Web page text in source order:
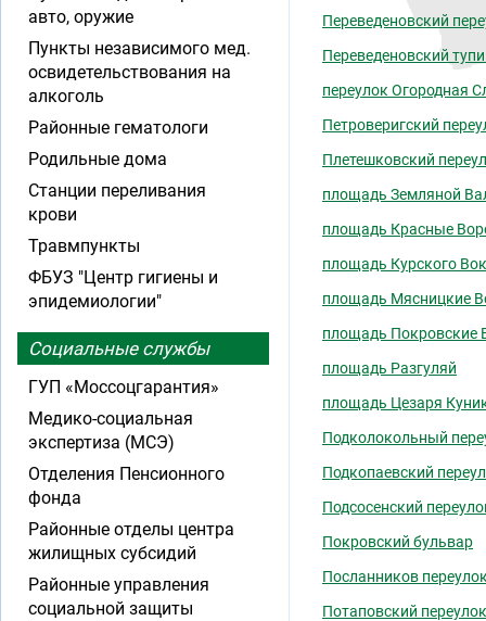
Переведеновский
Переведеновский
переулок Огородная
Петроверигский
Плетешковский
площадь Земляной
площадь Красные
площадь Курского
площадь Мясницкие
площадь Покровские
площадь Разгуляй
площадь Цезаря
Подколокольный
Подкопаевский
Подсосенский
Покровский бульвар
Посланников
Потаповский переулок
авто, оружие
Пункты независимого мед.
освидетельствования на
алкоголь
Районные гематологи
Родильные дома
Станции переливания
крови
Травмпункты
ФБУЗ "Центр гигиены и
эпидемиологии"
Социальные службы
ГУП «Моссоцгарантия»
Медико-социальная
экспертиза (МСЭ)
Отделения Пенсионного
фонда
Районные отделы центра
жилищных субсидий
Районные управления
социальной защиты